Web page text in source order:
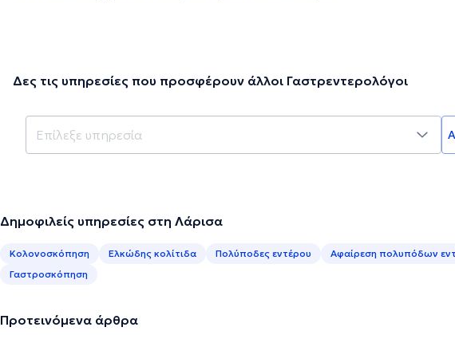
Δες τις υπηρεσίες που προσφέρουν άλλοι Γαστρεντερολόγοι
Δημοφιλείς υπηρεσίες στη Λάρισα
Κολονοσκόπηση Ελκώδης κολίτιδα Πολύποδες εντέρου
Αφαίρεση πολυπόδων
Γαστροσκόπηση
Προτεινόμενα άρθρα